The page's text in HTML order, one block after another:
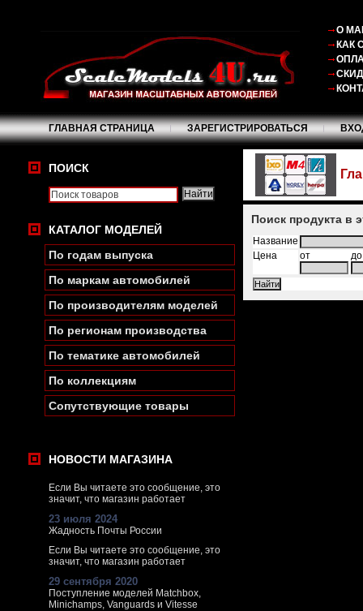
О
КАК
ГЛАВНАЯ СТРАНИЦА ЗАРЕГИСТРИРОВАТЬСЯ
ПОИСК
КАТАЛОГ МОДЕЛЕЙ
По годам выпуска
По маркам автомобилей
По производителям моделей
По регионам производства
По тематике автомобилей
По коллекциям
Сопутствующие товары
НОВОСТИ МАГАЗИНА
Если Вы читаете это сообщение, это
значит, что магазин работает
23 июля 2024
Жадность Почты России
Если Вы читаете это сообщение, это
значит, что магазин работает
29 сентября 2020
Поступление моделей Matchbox,
Minichamps, Vanguards и Vitesse
Поиск продукта в
Название
Цена
от до